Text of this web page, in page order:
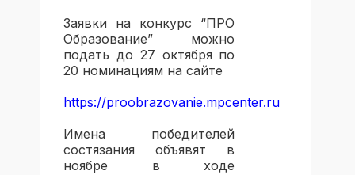
Заявки на конкурс “ПРО
Образование” можно
подать до 27 октября по
20 номинациям на сайте
https://proobrazovanie.mpcenter.ru
Имена победителей
состязания объявят в
ноябре в ходе